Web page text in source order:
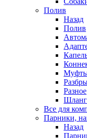
Полив
Назад
Полив
Разное
Все для
Парники,
Назад